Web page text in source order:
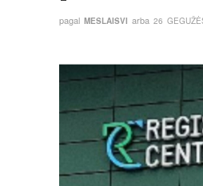
pagal MESLAISVI arba 26